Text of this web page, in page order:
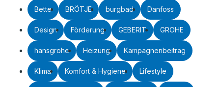
Bette BRÖTJE burgbad Danfoss
Design Förderung GEBERIT GROHE
hansgrohe Heizung Kampagnenbeitrag
Klima Komfort & Hygiene Lifestyle